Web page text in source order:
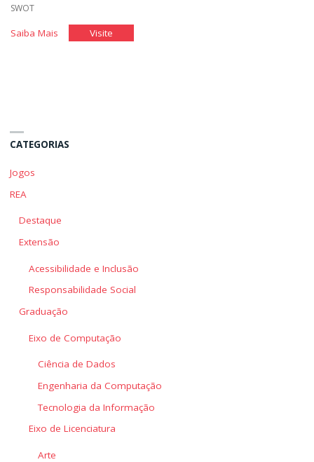
SWOT
Saiba Mais"Planejamento
Visite"Planejamento
CATEGORIAS
Jogos
REA
Destaque
Extensão
Acessibilidade e Inclusão
Responsabilidade Social
Graduação
Eixo de Computação
Ciência de Dados
Engenharia da Computação
Tecnologia da Informação
Eixo de Licenciatura
Arte